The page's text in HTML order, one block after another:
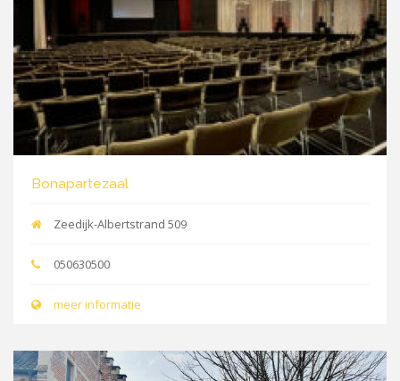
Bonapartezaal
Zeedijk-Albertstrand 509
050630500
meer informatie